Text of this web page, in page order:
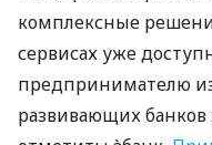
комплексные
сервисах уже
предпринимателю
развивающих банков